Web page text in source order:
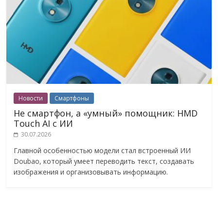
Новости Смартфоны
Не смартфон, а «умный» помощник: HMD
Touch AI с ИИ
30.07.2026
Главной особенностью модели стал встроенный ИИ
Doubao, который умеет переводить текст, создавать
изображения и организовывать информацию.